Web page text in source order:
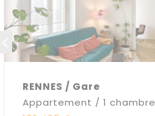
RENNES / Gare
Appartement / 1 chambre